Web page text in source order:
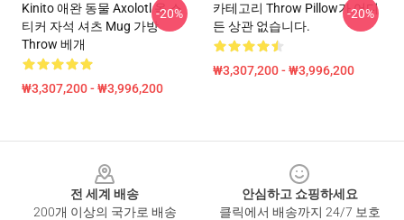
Kinito 애완 동물 Axolotl 옥 스
티커 자석 셔츠 Mug 가방
Throw 베개
₩3,307,200 - ₩3,996,200
-20%
카테고리 Throw Pillow가 어디
든 상관 없습니다.
₩3,307,200 - ₩3,996,200
-20%
전 세계 배송
200개 이상의 국가로 배송
안심하고 쇼핑하세요
클릭에서 배송까지 24/7 보호